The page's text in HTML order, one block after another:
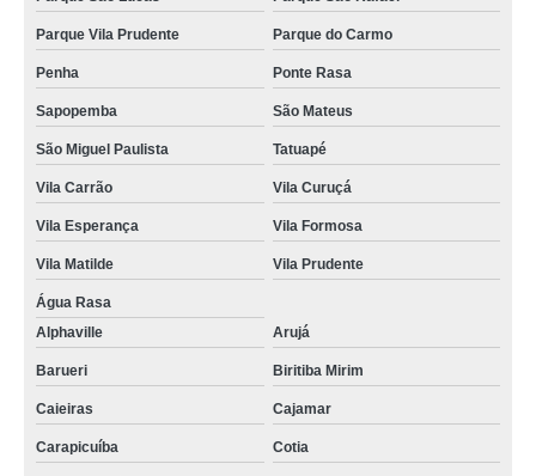
Parque Vila Prudente Parque do Carmo
Penha Ponte Rasa
Sapopemba São Mateus
São Miguel Paulista Tatuapé
Vila Carrão Vila Curuçá
Vila Esperança Vila Formosa
Vila Matilde Vila Prudente
Água Rasa
Alphaville
Arujá
Barueri Biritiba Mirim
Caieiras Cajamar
Carapicuíba Cotia